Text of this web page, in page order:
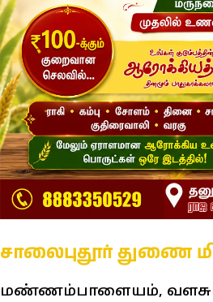
சாலைபுதூர் துணை
மண்ணம்பாளையம்,